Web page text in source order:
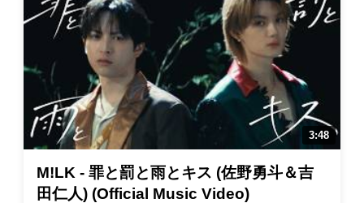
M!LK - 罪と罰と雨とキス (佐野勇斗＆吉
田仁人) (Official Music Video)